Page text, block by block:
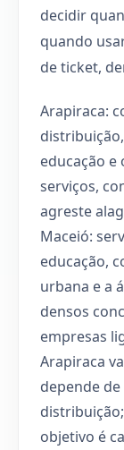
decidir
quando
de ticket,
Arapiraca:
educação
serviços,
agreste
Maceió:
educação,
urbana e a
densos
empresas
Arapiraca
depende
objetivo é